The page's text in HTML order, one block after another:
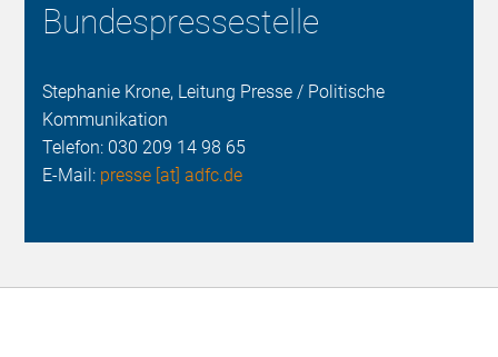
Bundespressestelle
Stephanie Krone, Leitung Presse / Politische
Kommunikation
Telefon: 030 209 14 98 65
E-Mail: presse [at] adfc.de